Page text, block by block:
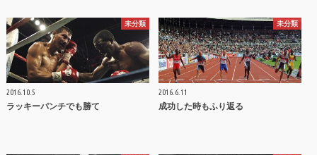
未分類
2016.10.5
ラッキーパンチでも勝て
未分類
2016.6.11
成功した時もふり返る